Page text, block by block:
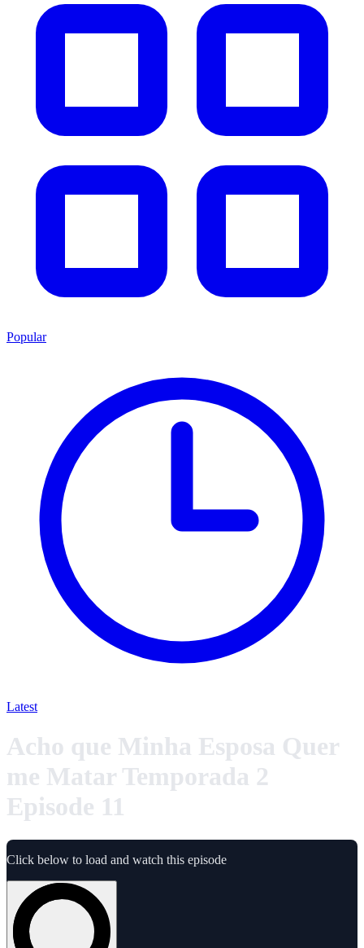
Popular
Latest
Acho que Minha Esposa Quer
me Matar Temporada 2
Episode 11
Click below to load and watch this episode